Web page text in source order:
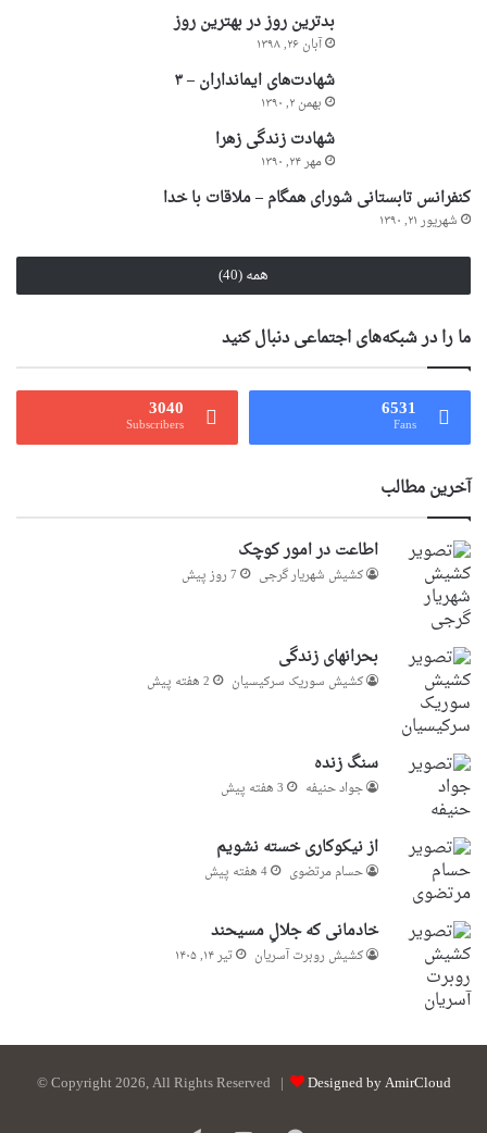
بدترین روز در بهترین روز
آبان ۲۶, ۱۳۹۸
شهادت‌های ایمانداران – ۳
بهمن ۲, ۱۳۹۰
شهادت زندگی زهرا
مهر ۲۴, ۱۳۹۰
کنفرانس تابستانی شورای همگام – ملاقات با خدا
شهریور ۲۱, ۱۳۹۰
همه (40)
ما را در شبکه‌های اجتماعی دنبال کنید
6531
Fans
3040
Subscribers
آخرین مطالب
اطاعت در امور کوچک
کشیش شهریار گرجى 7 روز پیش
بحرانهای زندگی
کشیش سوریک سرکیسیان 2 هفته پیش
سنگ زنده
جواد حنیفه 3 هفته پیش
از نیکوکاری خسته نشویم
حسام مرتضوی 4 هفته پیش
خادمانی که جلالِ مسیحند
کشیش روبرت آسریان تیر ۱۴, ۱۴۰۵
© Copyright 2026, All Rights Reserved | Designed by AmirCloud